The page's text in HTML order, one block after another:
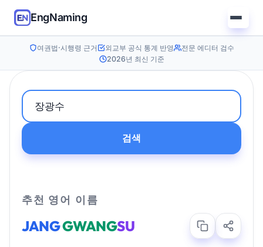
EngNaming
여권법·시행령 근거 외교부 공식 통계 반영
전문 에디터 검수
2026년 최신 기준
검색
추천 영어 이름
JANGGWANGSU